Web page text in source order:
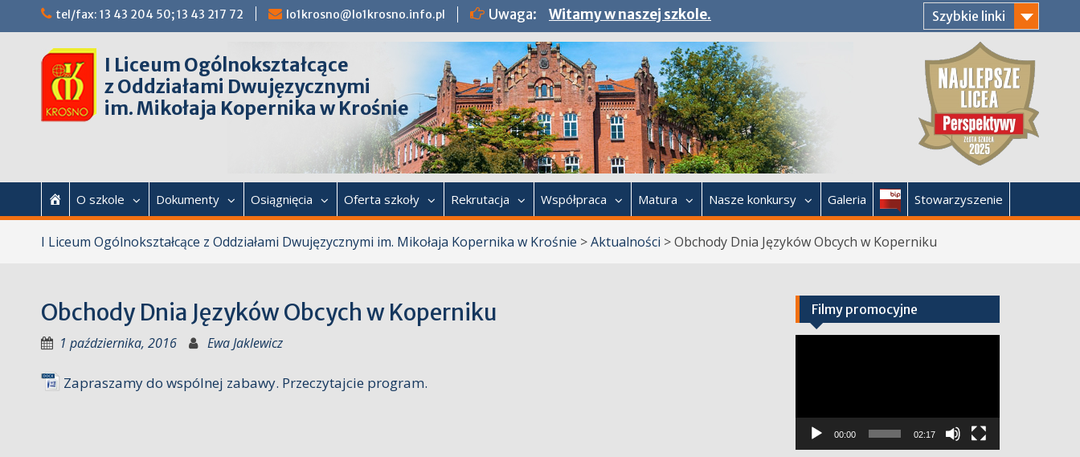
Przejdź
do
tel/fax: 13 43 204 50; 13 43 217 72 lo1krosno@lo1krosno.info.pl Uwaga: Witamy w naszej szkole. Szybkie linki
I Liceum Ogólnokształcące
z Oddziałami Dwujęzycznymi
im. Mikołaja Kopernika w Krośnie
home
O szkole Dokumenty Osiągnięcia Oferta szkoły Rekrutacja Współpraca Matura Nasze konkursy Galeria Bip Stowarzyszenie
I Liceum Ogólnokształcące z Oddziałami Dwujęzycznymi im. Mikołaja Kopernika w Krośnie >Aktualności >Obchody Dnia Języków Obcych w Koperniku
Obchody Dnia Języków Obcych w Koperniku
1 października, 2016 Ewa Jaklewicz
Zapraszamy do wspólnej zabawy. Przeczytajcie program.
Filmy promocyjne
00:00 02:17